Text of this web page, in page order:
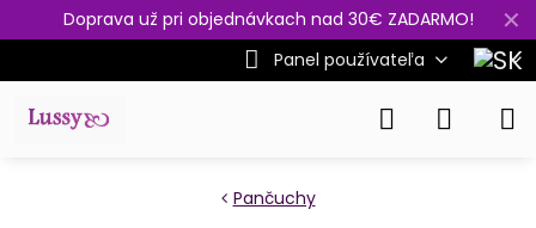
✕
Doprava už pri objednávkach nad 30€ ZADARMO!
Panel používateľa
Pančuchy